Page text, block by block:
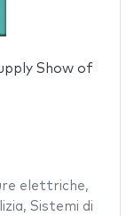
Show of
elettriche,
, Sistemi di